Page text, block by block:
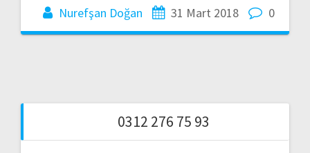
Nurefşan Doğan 31 Mart 2018 0
0312 276 75 93